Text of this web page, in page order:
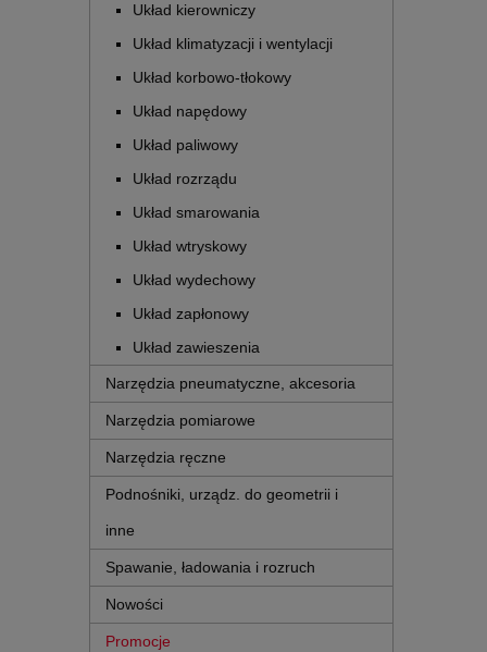
Układ kierowniczy
Układ klimatyzacji i wentylacji
Układ korbowo-tłokowy
Układ napędowy
Układ paliwowy
Układ rozrządu
Układ smarowania
Układ wtryskowy
Układ wydechowy
Układ zapłonowy
Układ zawieszenia
Narzędzia pneumatyczne, akcesoria
Narzędzia pomiarowe
Narzędzia ręczne
Podnośniki, urządz. do geometrii i
inne
Spawanie, ładowania i rozruch
Nowości
Promocje